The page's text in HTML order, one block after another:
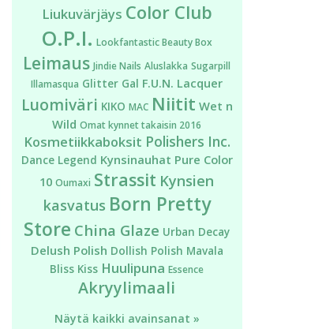
Liukuvärjäys Color Club
O.P.I. Lookfantastic Beauty Box
Leimaus Jindie Nails Aluslakka Sugarpill
Illamasqua Glitter Gal F.U.N. Lacquer
Luomiväri KIKO MAC Niitit Wet n
Wild Omat kynnet takaisin 2016
Kosmetiikkaboksit Polishers Inc.
Dance Legend Kynsinauhat Pure Color
10 Oumaxi Strassit Kynsien
kasvatus Born Pretty
Store China Glaze Urban Decay
Delush Polish Dollish Polish Mavala
Bliss Kiss Huulipuna Essence
Akryylimaali
Näytä kaikki avainsanat »